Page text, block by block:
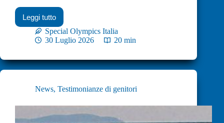
Leggi tutto
Special Olympics Italia
30 Luglio 2026
20 min
News, Testimonianze di genitori